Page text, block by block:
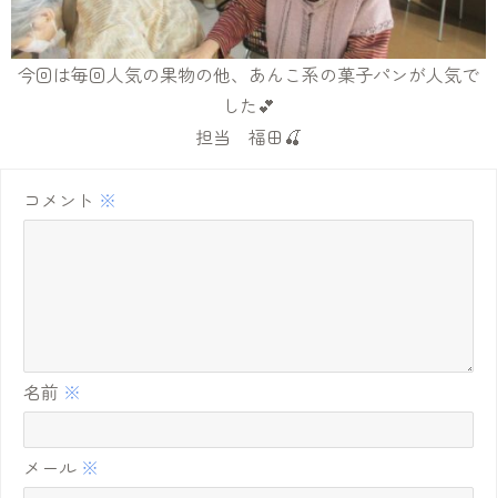
今回は毎回人気の果物の他、あんこ系の菓子パンが人気で
した💕
担当 福田🍒
コメント ※
名前 ※
メール ※